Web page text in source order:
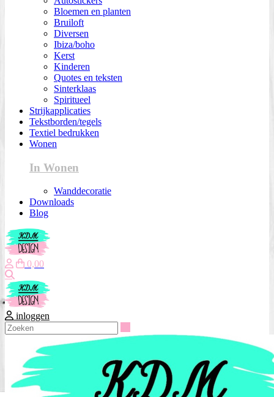
Bloemen en planten
Bruiloft
Diversen
Ibiza/boho
Kerst
Kinderen
Quotes en teksten
Sinterklaas
Spiritueel
Strijkapplicaties
Tekstborden/tegels
Textiel bedrukken
Wonen
In Wonen
Wanddecoratie
Downloads
Blog
0,00
inloggen